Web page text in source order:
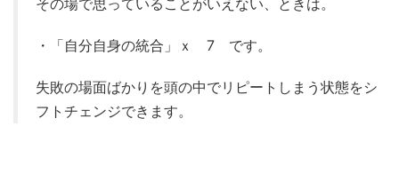
その場で思っていることがいえない、ときは。
・「自分自身の統合」ｘ 7 です。
失敗の場面ばかりを頭の中でリピートしまう状態をシ
フトチェンジできます。